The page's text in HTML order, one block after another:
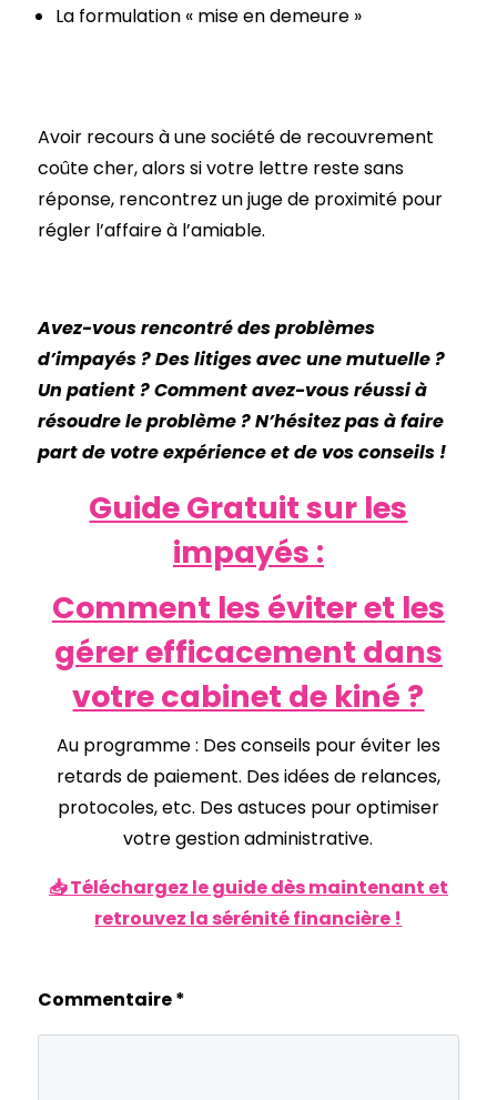
La formulation « mise en demeure »
Avoir recours à une société de recouvrement
coûte cher, alors si votre lettre reste sans
réponse, rencontrez un juge de proximité pour
régler l’affaire à l’amiable.
Avez-vous rencontré des problèmes
d’impayés ? Des litiges avec une mutuelle ?
Un patient ? Comment avez-vous réussi à
résoudre le problème ? N’hésitez pas à faire
part de votre expérience et de vos conseils !
Guide Gratuit sur les
impayés :
Comment les éviter et les
gérer efficacement dans
votre cabinet de kiné ?
Au programme : Des conseils pour éviter les
retards de paiement. Des idées de relances,
protocoles, etc. Des astuces pour optimiser
votre gestion administrative.
📥 Téléchargez le guide dès maintenant et
retrouvez la sérénité financière !
Commentaire*